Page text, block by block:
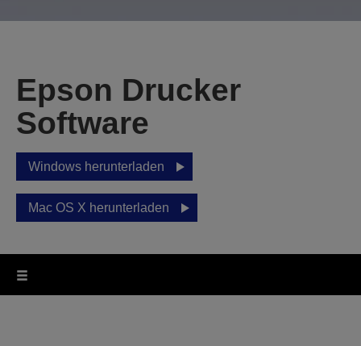
Epson Drucker
Software
Windows herunterladen
Mac OS X herunterladen